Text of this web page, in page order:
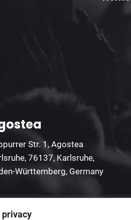
privacy
Str. 1, Agostea
76137, Karlsruhe,
Württemberg, Germany